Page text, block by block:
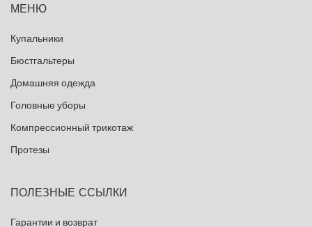
МЕНЮ
Купальники
Бюстгальтеры
Домашняя одежда
Головные уборы
Компрессионный трикотаж
Протезы
ПОЛЕЗНЫЕ ССЫЛКИ
Гарантии и возврат